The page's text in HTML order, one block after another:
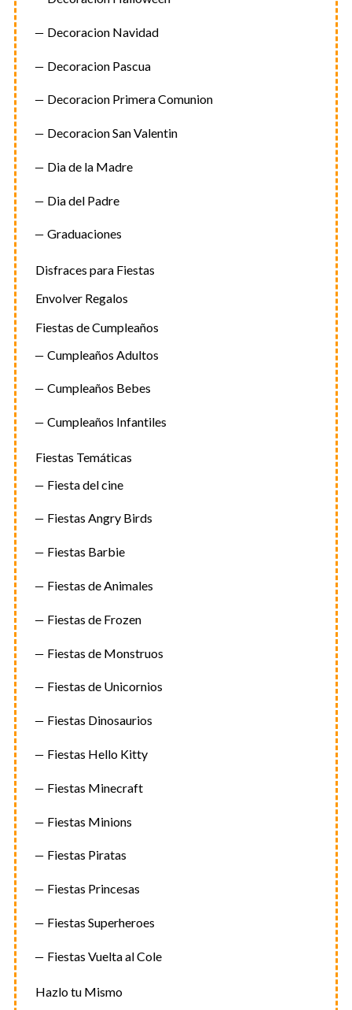
Decoracion Navidad
Decoracion Pascua
Decoracion Primera Comunion
Decoracion San Valentin
Dia de la Madre
Dia del Padre
Graduaciones
Disfraces para Fiestas
Envolver Regalos
Fiestas de Cumpleaños
Cumpleaños Adultos
Cumpleaños Bebes
Cumpleaños Infantiles
Fiestas Temáticas
Fiesta del cine
Fiestas Angry Birds
Fiestas Barbie
Fiestas de Animales
Fiestas de Frozen
Fiestas de Monstruos
Fiestas de Unicornios
Fiestas Dinosaurios
Fiestas Hello Kitty
Fiestas Minecraft
Fiestas Minions
Fiestas Piratas
Fiestas Princesas
Fiestas Superheroes
Fiestas Vuelta al Cole
Hazlo tu Mismo